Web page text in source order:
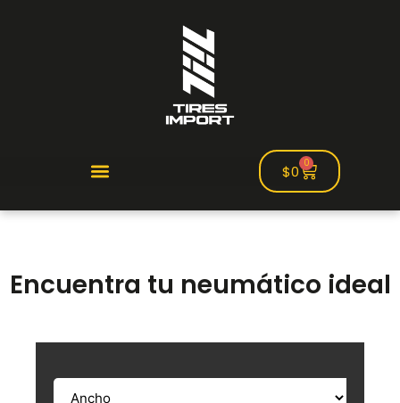
$0 0
Encuentra tu neumático ideal